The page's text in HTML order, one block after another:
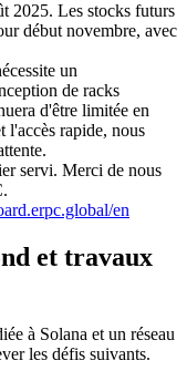
2025. Les stocks futurs
début novembre, avec
un
de racks
d'être limitée en
l'accès rapide, nous
servi. Merci de nous
en
et travaux
à Solana et un réseau
les défis suivants.